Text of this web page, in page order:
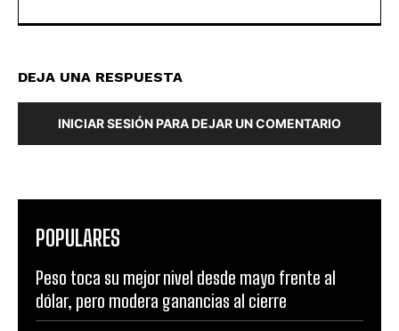
DEJA UNA RESPUESTA
INICIAR SESIÓN PARA DEJAR UN COMENTARIO
POPULARES
Peso toca su mejor nivel desde mayo frente al
dólar, pero modera ganancias al cierre